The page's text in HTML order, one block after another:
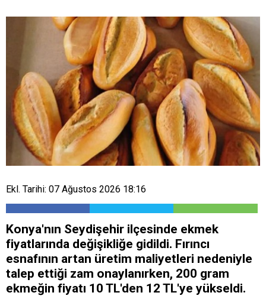
Ekl. Tarihi: 07 Ağustos 2026 18:16
Konya'nın Seydişehir ilçesinde ekmek
fiyatlarında değişikliğe gidildi. Fırıncı
esnafının artan üretim maliyetleri nedeniyle
talep ettiği zam onaylanırken, 200 gram
ekmeğin fiyatı 10 TL'den 12 TL'ye yükseldi.